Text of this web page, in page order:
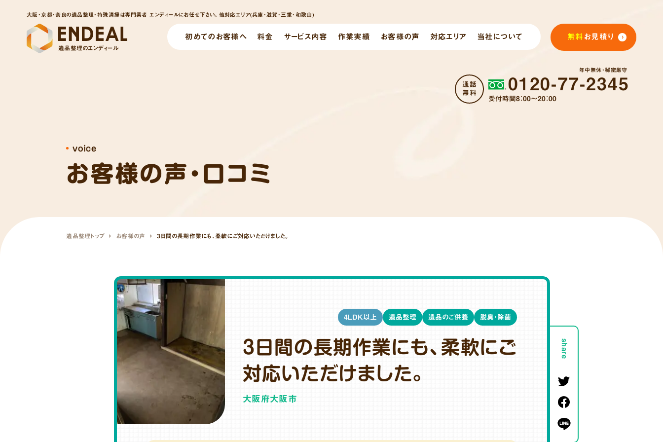
大阪・京都・奈良の遺品整理・特殊清掃は専門業者 エンディールにお任せ下さい。他対応エリア(兵庫･滋賀･三重･和歌山)
遺品整理のエンディール
初めてのお客様へ 料金 サービス内容 作業実績 お客様の声 対応エリア 当社について 無料お見積り
0120-77-2345
受付時間8：00～20：00
通話
無料
年中無休・秘密厳守
お客様の声・口コミ
voice
遺品整理トップ お客様の声 3日間の長期作業にも、柔軟にご対応いただけました。
3日間の長期作業にも、柔軟にご
対応いただけました。
大阪府大阪市
4LDK以上 遺品整理 遺品のご供養 脱臭・除菌
share